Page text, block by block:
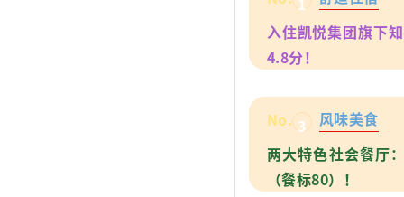
入住凯悦集团旗下
4.8分！
No. 3
风味美食
两大特色社会餐厅
（餐标80）！